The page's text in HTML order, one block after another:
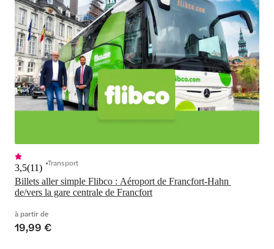
Billets aller simple Flibco : Aéroport de Francfort-Hahn
de/vers la gare centrale de Francfort
3,5(11) Transport
à partir de
19,99 €